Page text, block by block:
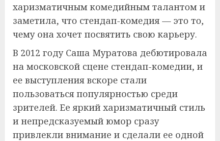
харизматичным комедийным талантом и
заметила, что стендап-комедия — это то,
чему она хочет посвятить свою карьеру.
В 2012 году Саша Муратова дебютировала
на московской сцене стендап-комедии, и
ее выступления вскоре стали
пользоваться популярностью среди
зрителей. Ее яркий харизматичный стиль
и непредсказуемый юмор сразу
привлекли внимание и сделали ее одной